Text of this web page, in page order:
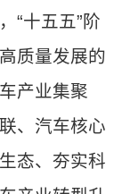
“十五五”阶
质量发展的
产业集聚
、汽车核心
态、夯实科